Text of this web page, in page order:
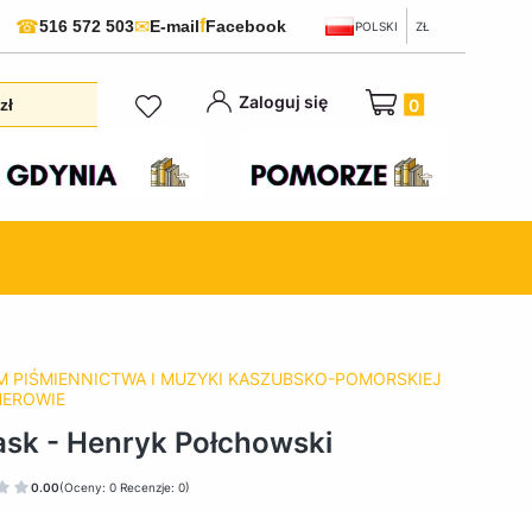
☎516 572 503✉E-mailfFacebook POLSKI ZŁ
Zaloguj się Produkty w
PIŚMIENNICTWA I MUZYKI KASZUBSKO-POMORSKIEJ
- Henryk Połchowski
0.00(Oceny: 0 Recenzje: 0)